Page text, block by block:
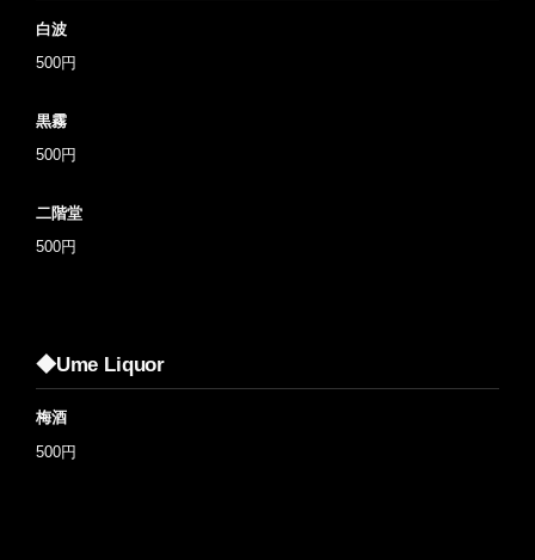
白波
500円
黒霧
500円
二階堂
500円
◆Ume Liquor
梅酒
500円